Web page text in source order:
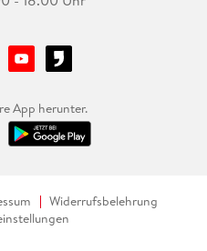
App herunter.
Widerrufsbelehrung